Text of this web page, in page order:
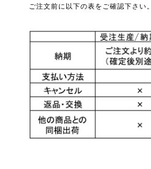
ご注文前に以下の表をご確認下さい。